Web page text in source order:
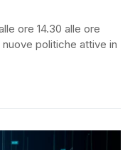
ore 14.30 alle ore
politiche attive in